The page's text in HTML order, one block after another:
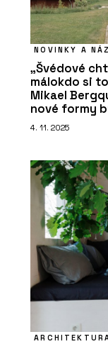
NOVINKY A
„Švédové
málokdo si
Mikael
nové formy
4. 11. 2025